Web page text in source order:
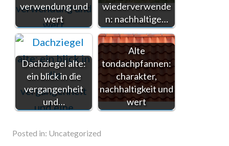
verwendung und
wert
wiederverwende
n: nachhaltige…
Dachziegel alte:
ein blick in die
vergangenheit
und…
Alte
tondachpfannen:
charakter,
nachhaltigkeit und
wert
Posted in: Uncategorized